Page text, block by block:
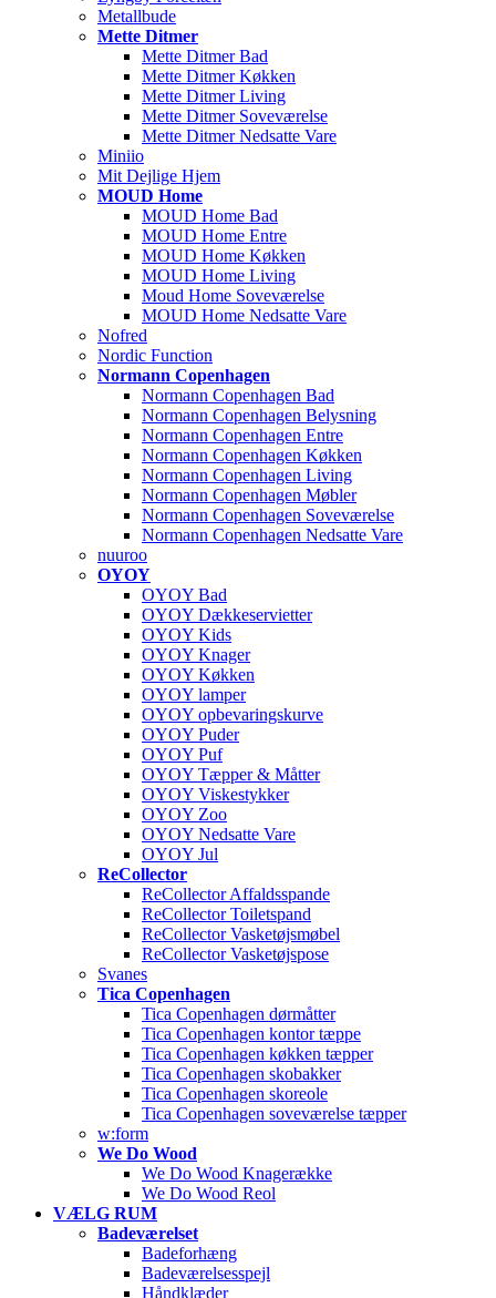
Metallbude
Mette Ditmer
Mette Ditmer Bad
Mette Ditmer Køkken
Mette Ditmer Living
Mette Ditmer Soveværelse
Mette Ditmer Nedsatte Vare
Miniio
Mit Dejlige Hjem
MOUD Home
MOUD Home Bad
MOUD Home Entre
MOUD Home Køkken
MOUD Home Living
Moud Home Soveværelse
MOUD Home Nedsatte Vare
Nofred
Nordic Function
Normann Copenhagen
Normann Copenhagen Bad
Normann Copenhagen Belysning
Normann Copenhagen Entre
Normann Copenhagen Køkken
Normann Copenhagen Living
Normann Copenhagen Møbler
Normann Copenhagen Soveværelse
Normann Copenhagen Nedsatte Vare
nuuroo
OYOY
OYOY Bad
OYOY Dækkeservietter
OYOY Kids
OYOY Knager
OYOY Køkken
OYOY lamper
OYOY opbevaringskurve
OYOY Puder
OYOY Puf
OYOY Tæpper & Måtter
OYOY Viskestykker
OYOY Zoo
OYOY Nedsatte Vare
OYOY Jul
ReCollector
ReCollector Affaldsspande
ReCollector Toiletspand
ReCollector Vasketøjsmøbel
ReCollector Vasketøjspose
Svanes
Tica Copenhagen
Tica Copenhagen dørmåtter
Tica Copenhagen kontor tæppe
Tica Copenhagen køkken tæpper
Tica Copenhagen skobakker
Tica Copenhagen skoreole
Tica Copenhagen soveværelse tæpper
w:form
We Do Wood
We Do Wood Knagerække
We Do Wood Reol
VÆLG RUM
Badeværelset
Badeforhæng
Badeværelsesspejl
Håndklæder